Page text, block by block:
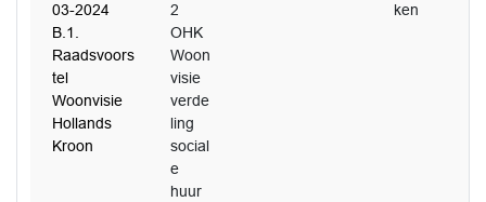
03-2024
B.1.
Raadsvoors
tel
Woonvisie
Hollands
Kroon
2
OHK
Woon
visie
verde
ling
social
e
huur
ken